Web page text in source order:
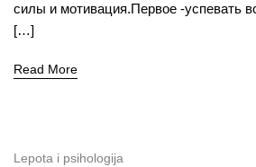
силы и мотивация.Первое -успевать
[…]
Read More
Lepota i psihologija